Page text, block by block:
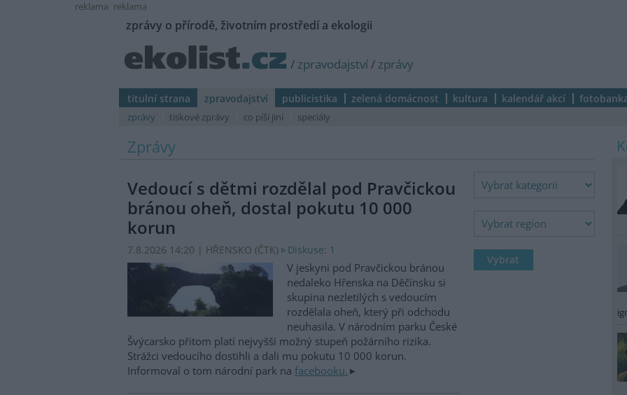
reklama reklama
zprávy o přírodě, životním prostředí a ekologii
/ zpravodajství/ zprávy
titulní strana zpravodajství publicistika zelená domácnost kultura kalendář akcí
zprávy tiskové zprávy co píší jiní speciály
Zprávy
Vedoucí s dětmi rozdělal pod Pravčickou
bránou oheň, dostal pokutu 10 000
korun
7.8.2026 14:20 | HŘENSKO (ČTK) Diskuse: 1
V jeskyni pod Pravčickou bránou
nedaleko Hřenska na Děčínsku si
skupina nezletilých s vedoucím
rozdělala oheň, který při odchodu
neuhasila. V národním parku České
Švýcarsko přitom platí nejvyšší možný stupeň požárního rizika.
Strážci vedoucího dostihli a dali mu pokutu 10 000 korun.
Informoval o tom národní park na facebooku.